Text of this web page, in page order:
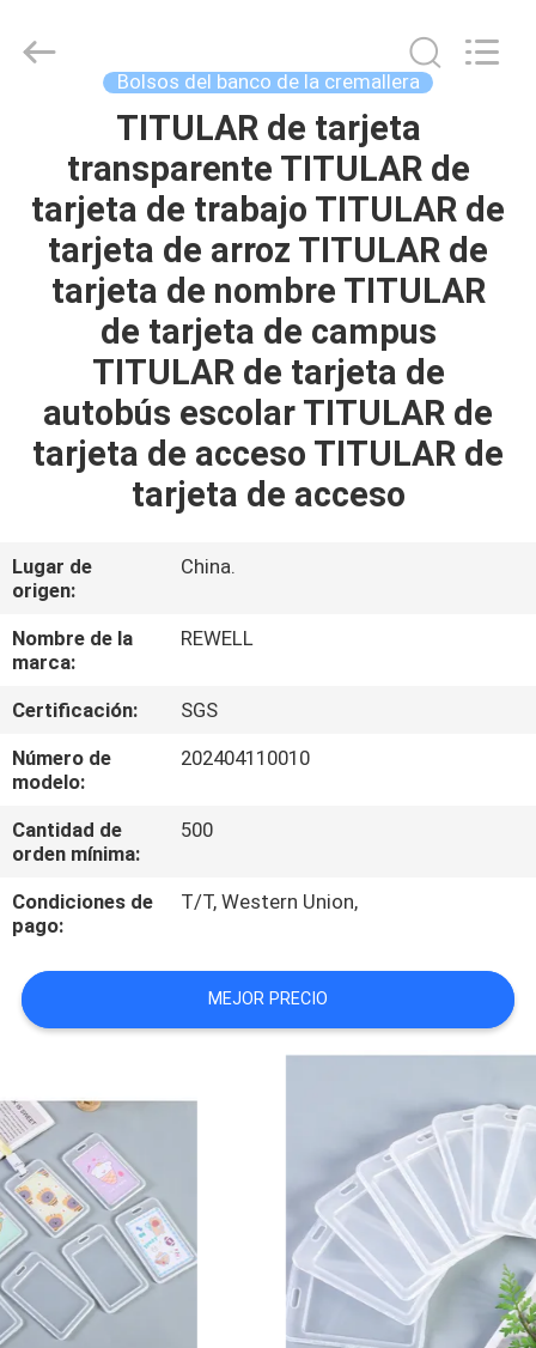
PRODUCTOS
SOBRE
NOSOTROS
VIAJE
DE
LA
CONTROL
DE
CALIDAD
MAPA
DEL
SITIO
PRIVACY
Limited.
Bolsos del banco de la cremallera
TITULAR de tarjeta
transparente TITULAR de
tarjeta de trabajo TITULAR de
tarjeta de arroz TITULAR de
tarjeta de nombre TITULAR
de tarjeta de campus
TITULAR de tarjeta de
autobús escolar TITULAR de
tarjeta de acceso TITULAR de
tarjeta de acceso
Lugar de
origen:
China.
Nombre de la
marca:
REWELL
Certificación:
SGS
Número de
modelo:
202404110010
Cantidad de
orden mínima:
500
Condiciones de
pago:
T/T, Western Union,
MEJOR PRECIO